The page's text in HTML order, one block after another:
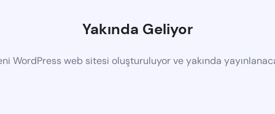
Yakında Geliyor
WordPress web sitesi oluşturuluyor ve yakında